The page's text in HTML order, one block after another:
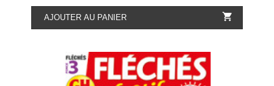
AJOUTER AU PANIER 